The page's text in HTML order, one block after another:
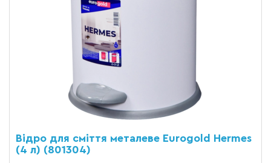
Відро для сміття металеве Eurogold Hermes
(4 л) (801304)